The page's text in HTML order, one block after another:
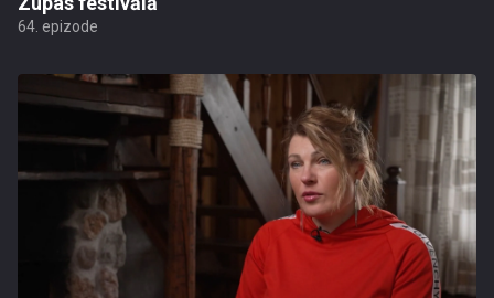
64. epizode